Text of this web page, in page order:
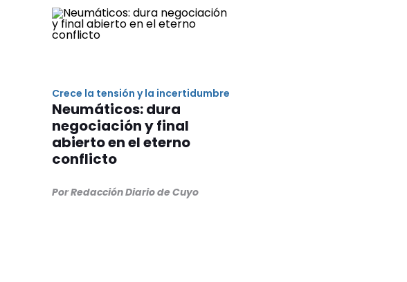
Crece la tensión y la incertidumbre
Neumáticos: dura
negociación y final
abierto en el eterno
conflicto
Por Redacción Diario de Cuyo